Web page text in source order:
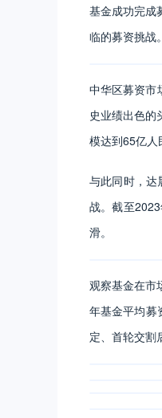
基金成功完成
临的募资挑战。
中华区募资市
史业绩出色
模达到65亿人
与此同时，达
战。截至
滑。
观察基金在市
年基金平均募
定、首轮交割